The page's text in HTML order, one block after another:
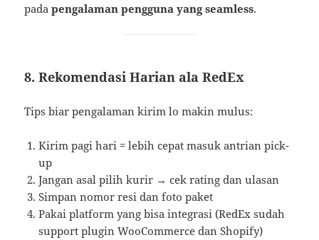
padapengalaman pengguna yang seamless.
8. Rekomendasi Harian ala RedEx
Tips biar pengalaman kirim lo makin mulus:
Kirim pagi hari = lebih cepat masuk antrian pick-
up
Jangan asal pilih kurir → cek rating dan ulasan
Simpan nomor resi dan foto paket
Pakai platform yang bisa integrasi (RedEx sudah
support plugin WooCommerce dan Shopify)